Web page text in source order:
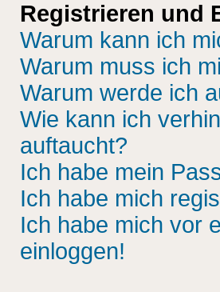
Registrieren und
Warum kann ich
Warum muss ich
Warum werde ich
Wie kann ich
auftaucht?
Ich habe mein
Ich habe mich
Ich habe mich vor
einloggen!